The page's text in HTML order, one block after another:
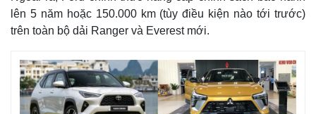
lên 5 năm hoặc 150.000 km (tùy điều kiện nào tới trước)
trên toàn bộ dải Ranger và Everest mới.